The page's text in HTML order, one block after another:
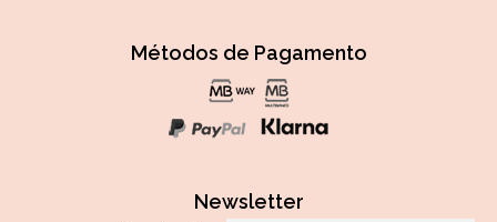
Métodos de Pagamento
Newsletter